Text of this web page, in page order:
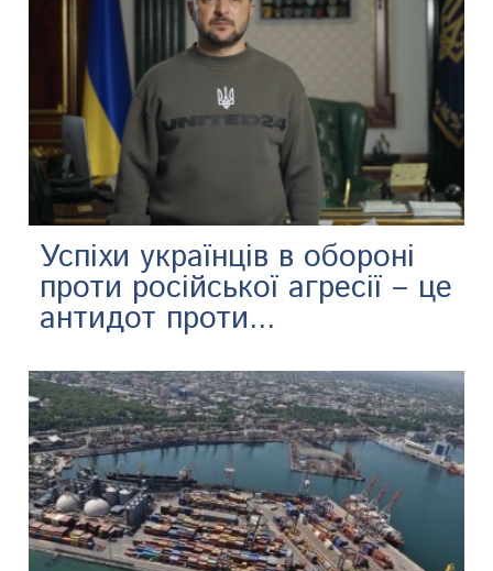
Успіхи українців в обороні
проти російської агресії – це
антидот проти...